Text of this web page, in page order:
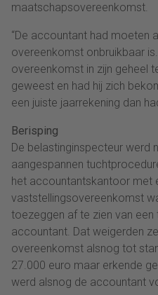
maatschapsovereenkomst.
“De accountant had moeten
overeenkomst onbruikbaar
overeenkomst in zijn geheel
geweest en had hij zich
een juiste jaarrekening dan
Berisping
De belastinginspecteur werd
aangespannen
het accountantskantoor met
vaststellingsovereenkomst
toezeggen af te zien van
accountant. Dat weigerden
overeenkomst alsnog tot
27.000 euro maar erkende
werd alsnog de accountant